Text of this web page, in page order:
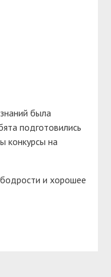
была
подготовились
конкурсы на
и хорошее